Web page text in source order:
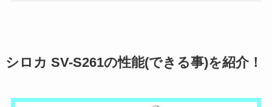
シロカ SV-S261の性能(できる事)を紹介！